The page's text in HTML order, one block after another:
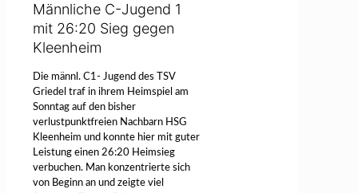
Männliche C-Jugend 1
mit 26:20 Sieg gegen
Kleenheim
Die männl. C1- Jugend des TSV
Griedel traf in ihrem Heimspiel am
Sonntag auf den bisher
verlustpunktfreien Nachbarn HSG
Kleenheim und konnte hier mit guter
Leistung einen 26:20 Heimsieg
verbuchen. Man konzentrierte sich
von Beginn an und zeigte viel